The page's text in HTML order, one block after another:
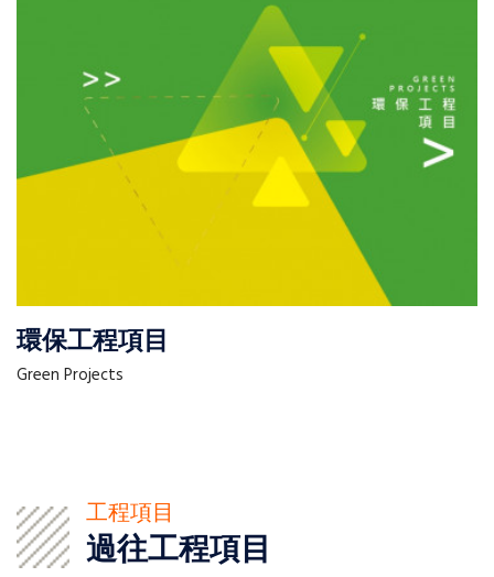
環保工程項目
Green Projects
工程項目
過往工程項目